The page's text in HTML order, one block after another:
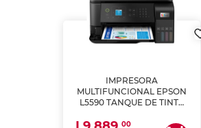
IMPRESORA
MULTIFUNCIONAL EPSON
L5590 TANQUE DE TINTA
ESCANEA)
00